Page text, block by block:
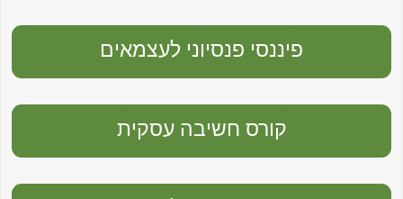
פיננסי פנסיוני לעצמאים
קורס חשיבה עסקית